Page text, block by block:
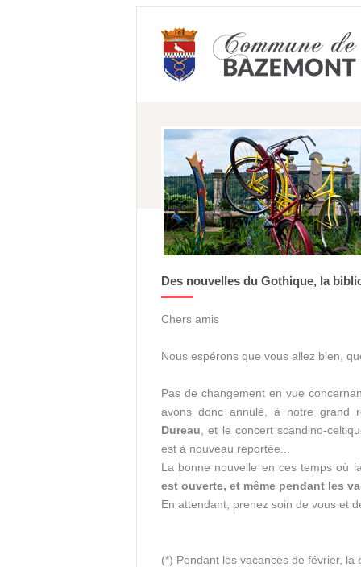
Des nouvelles du Gothique, la
Chers amis
Nous espérons que vous allez bien,
Pas de changement en vue
avons donc annulé, à notre grand
Dureau , et le concert scandino-
est à nouveau reportée...
La bonne nouvelle en ces temps où
est ouverte, et même pendant les
En attendant, prenez soin de vous et
(*) Pendant les vacances de février,